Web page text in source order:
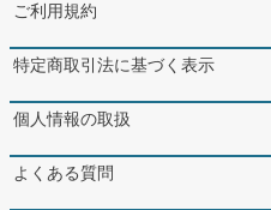
ご利用規約
特定商取引法に基づく表示
個人情報の取扱
よくある質問